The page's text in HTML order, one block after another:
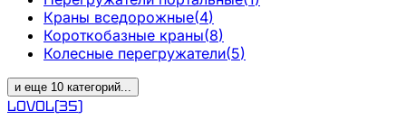
Краны вседорожные(4)
Короткобазные краны(8)
Колесные перегружатели(5)
и еще 10 категорий...
LOVOL(35)